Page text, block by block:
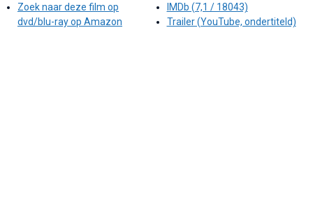
Zoek naar deze film op
dvd/blu-ray op Amazon
IMDb (7,1 / 18043)
Trailer (YouTube, ondertiteld)